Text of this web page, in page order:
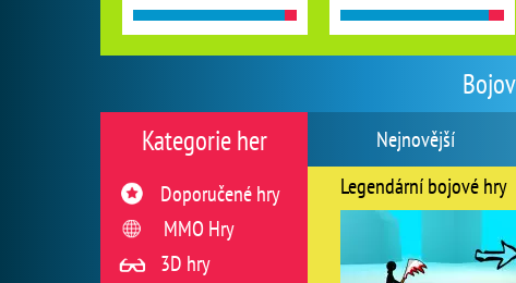
Nejnovější
Legendární bojové hry
Kategorie her
Doporučené hry
MMO Hry
3D hry